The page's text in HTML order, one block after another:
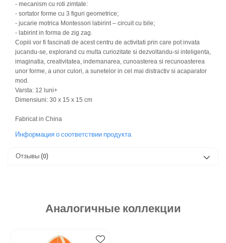
- mecanism cu roti zimtate:
- sortator forme cu 3 figuri geometrice;
- jucarie motrica Montessori labirint – circuit cu bile;
- labirint in forma de zig zag.
Copiii vor fi fascinati de acest centru de activitati prin care pot invata
jucandu-se, explorand cu multa curiozitate si dezvoltandu-si inteligenta,
imaginatia, creativitatea, indemanarea, cunoasterea si recunoasterea
unor forme, a unor culori, a sunetelor in cel mai distractiv si acaparator
mod.
Varsta: 12 luni+
Dimensiuni: 30 x 15 x 15 cm
Fabricat in China
Информация о соответствии продукта
Отзывы(0)
Аналогичные коллекции